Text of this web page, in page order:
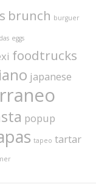
brunch burguer
das eggs
foodtrucks
japanese
popup
tapeo tartar